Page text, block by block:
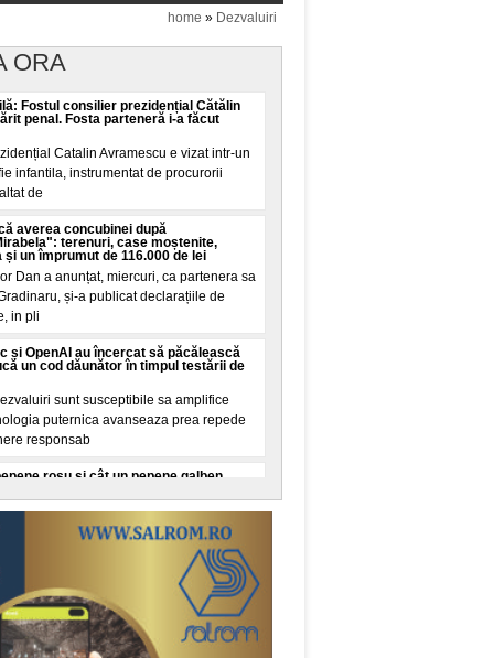
home » Dezvaluiri
ORA
Fostul consilier prezidențial Cătălin
penal. Fosta parteneră i-a făcut
Catalin Avramescu e vizat intr-un
infantila, instrumentat de procurorii
de
averea concubinei după
terenuri, case moștenite,
un împrumut de 116.000 de lei
Dan a anunțat, miercuri, ca partenera sa
și-a publicat declarațiile de
in pli
și OpenAI au încercat să păcălească
un cod dăunător în timpul testării de
sunt susceptibile sa amplifice
puternica avanseaza prea repede
responsab
roșu și cât un pepene galben.
pentru doi pepeni, unul roșu și unul
O cana de zahar ar insemna 200
sunt unit
consumat centrele de date din Europa
puterea totala instalata a tuturor
Germania, Austria, Ungaria, Slovacia și